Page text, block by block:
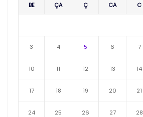
BE ÇA Ç CA C
3 4 5 6 7
10 11 12 13 14
17 18 19 20 21
24 25 26 27 28